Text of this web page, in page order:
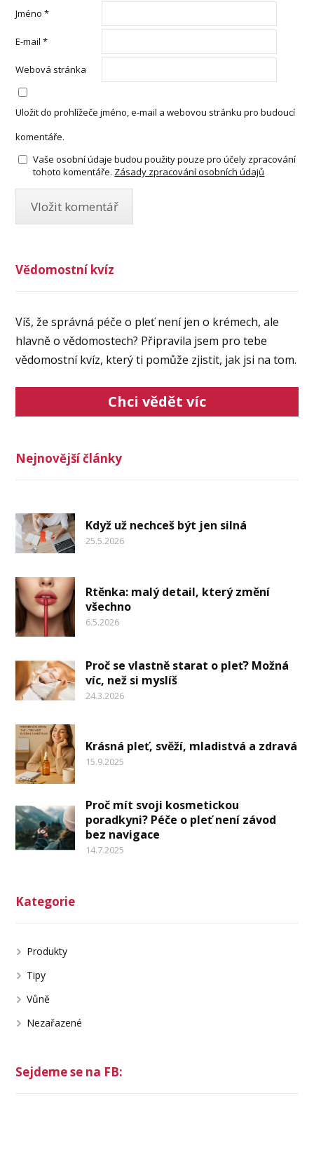
Jméno*
E-mail*
Webová stránka
Uložit do prohlížeče jméno, e-mail a webovou stránku pro budoucí
komentáře.
Vaše osobní údaje budou použity pouze pro účely zpracování
tohoto komentáře. Zásady zpracování osobních údajů
Vědomostní kvíz
Víš, že správná péče o pleť není jen o krémech, ale
hlavně o vědomostech? Připravila jsem pro tebe
vědomostní kvíz, který ti pomůže zjistit, jak jsi na tom.
Chci vědět víc
Nejnovější články
Když už nechceš být jen silná
25.5.2026
Rtěnka: malý detail, který změní
všechno
6.5.2026
Proč se vlastně starat o pleť? Možná
víc, než si myslíš
24.3.2026
Krásná pleť, svěží, mladistvá a zdravá
15.9.2025
Proč mít svoji kosmetickou
poradkyni? Péče o pleť není závod
bez navigace
14.7.2025
Kategorie
Produkty
Tipy
Vůně
Nezařazené
Sejdeme se na FB: